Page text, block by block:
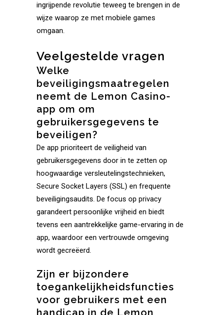
ingrijpende revolutie teweeg te brengen in de
wijze waarop ze met mobiele games
omgaan.
Veelgestelde vragen
Welke
beveiligingsmaatregelen
neemt de Lemon Casino-
app om om
gebruikersgegevens te
beveiligen?
De app prioriteert de veiligheid van
gebruikersgegevens door in te zetten op
hoogwaardige versleutelingstechnieken,
Secure Socket Layers (SSL) en frequente
beveiligingsaudits. De focus op privacy
garandeert persoonlijke vrijheid en biedt
tevens een aantrekkelijke game-ervaring in de
app, waardoor een vertrouwde omgeving
wordt gecreëerd.
Zijn er bijzondere
toegankelijkheidsfuncties
voor gebruikers met een